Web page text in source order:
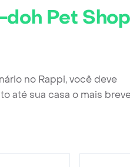
Pet
no Rappi, você deve
até sua casa o mais